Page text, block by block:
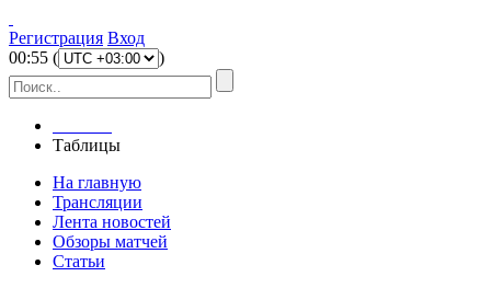
Регистрация Вход
00:55 ( )
Таблицы
На главную
Трансляции
Лента новостей
Обзоры матчей
Статьи